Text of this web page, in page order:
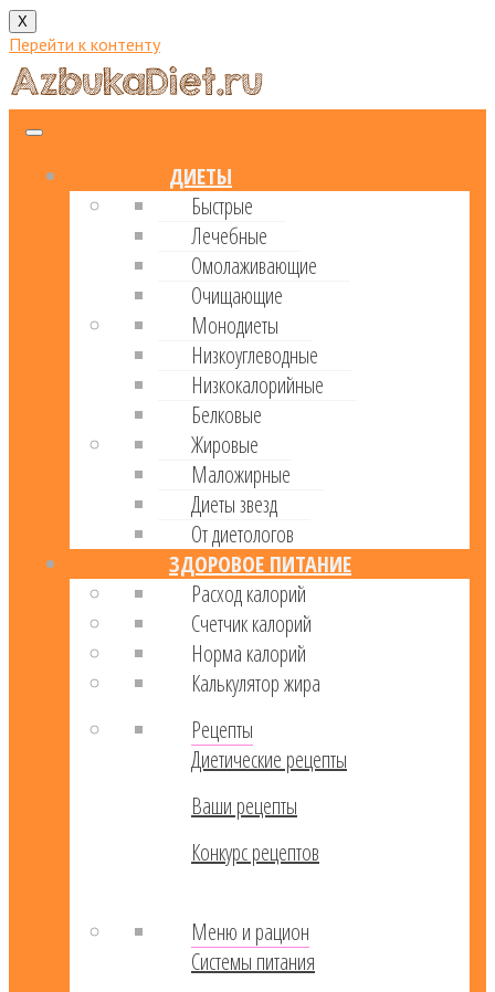
X
Перейти к контенту
ДИЕТЫ
Быстрые
Лечебные
Омолаживающие
Очищающие
Монодиеты
Низкоуглеводные
Низкокалорийные
Белковые
Жировые
Маложирные
Диеты звезд
От диетологов
ЗДОРОВОЕ ПИТАНИЕ
Расход калорий
Cчетчик калорий
Норма калорий
Калькулятор жира
Рецепты
Диетические рецепты
Ваши рецепты
Конкурс рецептов
Меню и рацион
Системы питания